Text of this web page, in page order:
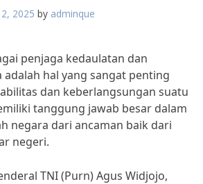
2025 by adminque
penjaga kedaulatan dan
adalah hal yang sangat penting
dan keberlangsungan suatu
tanggung jawab besar dalam
negara dari ancaman baik dari
negeri.
TNI (Purn) Agus Widjojo,